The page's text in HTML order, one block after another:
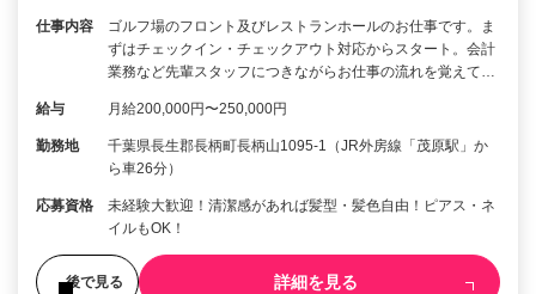
仕事内容
ゴルフ場のフロント及びレストランホールのお仕事です。ま
ずはチェックイン・チェックアウト対応からスタート。会計
業務など先輩スタッフにつきながらお仕事の流れを覚えて…
給与 月給200,000円〜250,000円
勤務地
千葉県長生郡長柄町長柄山1095-1（JR外房線「茂原駅」か
ら車26分）
応募資格
未経験大歓迎！清潔感があれば髪型・髪色自由！ピアス・ネ
イルもOK！
後で見る 詳細を見る